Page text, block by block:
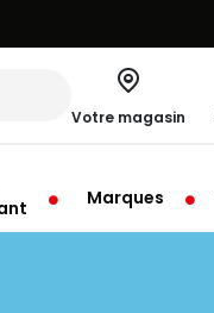
Votre magasin
à 19:30 Marques